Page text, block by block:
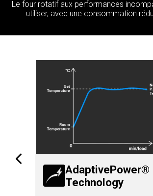
Le four rotatif aux performances
utiliser, avec une consommation
AdaptivePower®
Technology